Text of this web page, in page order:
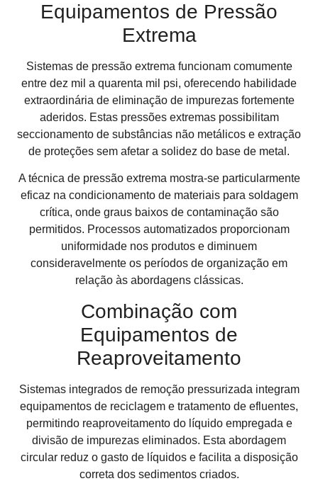
Equipamentos de Pressão
Extrema
Sistemas de pressão extrema funcionam comumente
entre dez mil a quarenta mil psi, oferecendo habilidade
extraordinária de eliminação de impurezas fortemente
aderidos. Estas pressões extremas possibilitam
seccionamento de substâncias não metálicos e extração
de proteções sem afetar a solidez do base de metal.
A técnica de pressão extrema mostra-se particularmente
eficaz na condicionamento de materiais para soldagem
crítica, onde graus baixos de contaminação são
permitidos. Processos automatizados proporcionam
uniformidade nos produtos e diminuem
consideravelmente os períodos de organização em
relação às abordagens clássicas.
Combinação com
Equipamentos de
Reaproveitamento
Sistemas integrados de remoção pressurizada integram
equipamentos de reciclagem e tratamento de efluentes,
permitindo reaproveitamento do líquido empregada e
divisão de impurezas eliminados. Esta abordagem
circular reduz o gasto de líquidos e facilita a disposição
correta dos sedimentos criados.